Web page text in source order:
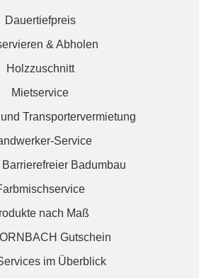
Dauertiefpreis
& Abholen
Holzzuschnitt
Mietservice
Transportervermietung
Service
Badumbau
nach Maß
Gutschein
im Überblick